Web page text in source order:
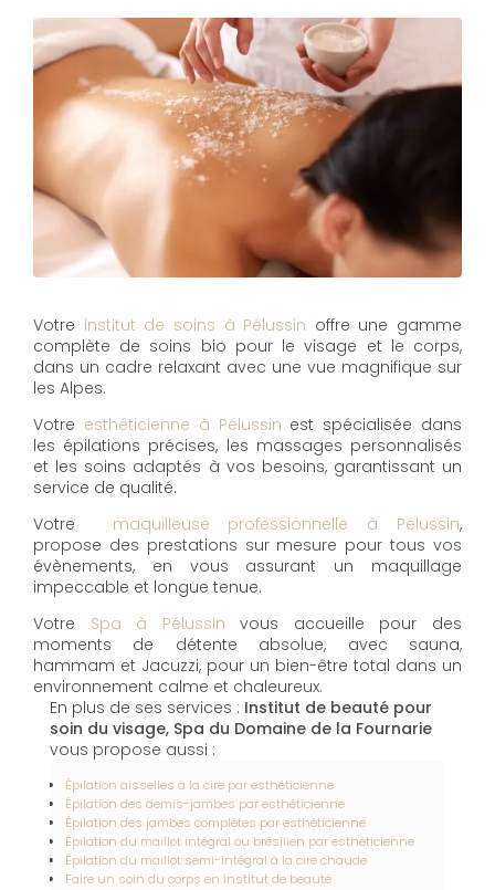
Votre institut de soins à Pélussin offre une gamme
complète de soins bio pour le visage et le corps,
dans un cadre relaxant avec une vue magnifique sur
les Alpes.
Votre esthéticienne à Pélussin est spécialisée dans
les épilations précises, les massages personnalisés
et les soins adaptés à vos besoins, garantissant un
service de qualité.
Votre maquilleuse professionnelle à Pélussin,
propose des prestations sur mesure pour tous vos
évènements, en vous assurant un maquillage
impeccable et longue tenue.
Votre Spa à Pélussin vous accueille pour des
moments de détente absolue, avec sauna,
hammam et Jacuzzi, pour un bien-être total dans un
environnement calme et chaleureux.
En plus de ses services : Institut de beauté pour
soin du visage, Spa du Domaine de la Fournarie
vous propose aussi :
Épilation aisselles à la cire par esthéticienne
Épilation des demis-jambes par esthéticienne
Épilation des jambes complètes par esthéticienne
Épilation du maillot intégral ou brésilien par esthéticienne
Épilation du maillot semi-intégral à la cire chaude
Faire un soin du corps en institut de beauté